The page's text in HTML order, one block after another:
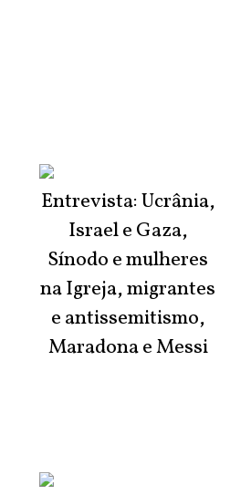
Entrevista: Ucrânia,
Israel e Gaza,
Sínodo e mulheres
na Igreja, migrantes
e antissemitismo,
Maradona e Messi